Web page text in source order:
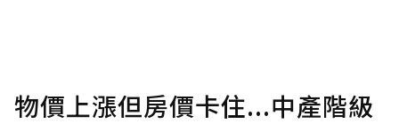
物價上漲但房價卡住...中產階級